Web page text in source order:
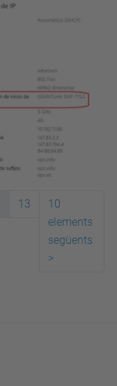
13
10
elements
següents
>